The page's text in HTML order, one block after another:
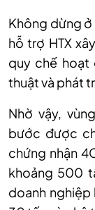
Không dừng
hỗ trợ HTX
quy chế hoạt
thuật và phát
Nhờ vậy,
bước được
chứng nhận
khoảng 500
doanh